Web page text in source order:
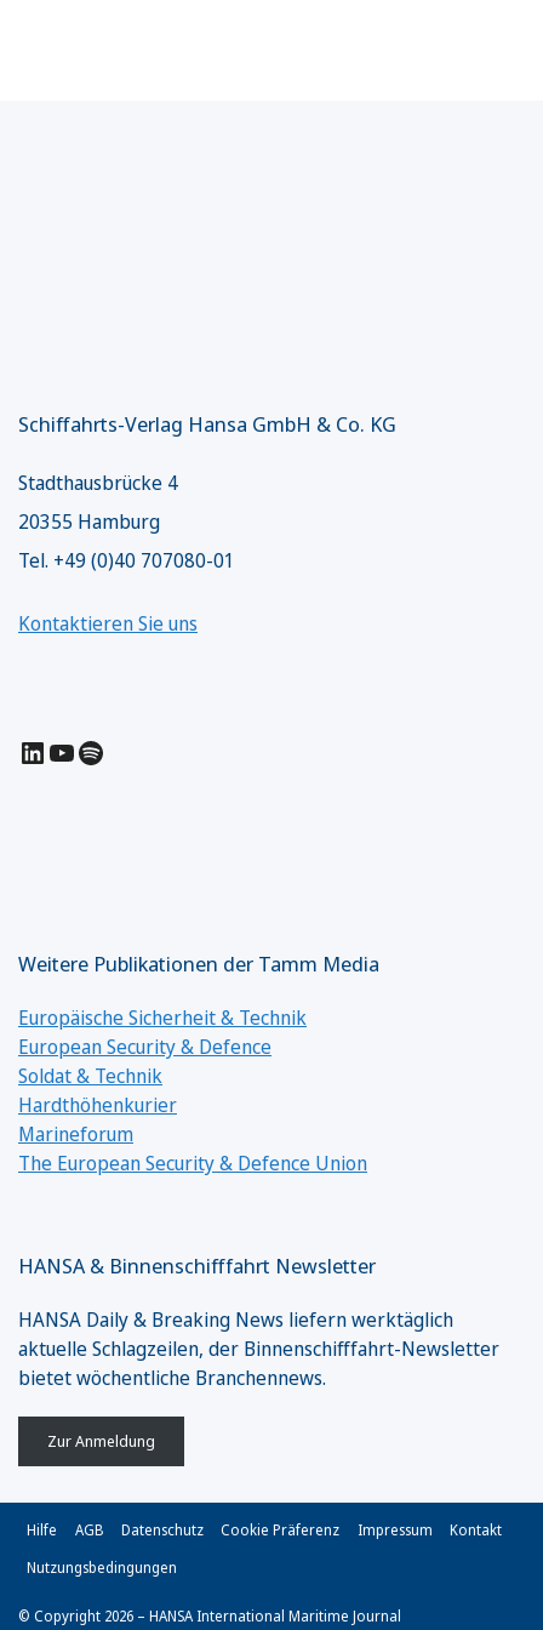
Schiffahrts-Verlag Hansa GmbH & Co. KG
Stadthausbrücke 4
20355 Hamburg
Tel. +49 (0)40 707080-01
Kontaktieren Sie uns
LinkedIn
YouTube
Spotify
Weitere Publikationen der Tamm Media
Europäische Sicherheit & Technik
European Security & Defence
Soldat & Technik
Hardthöhenkurier
Marineforum
The European Security & Defence Union
HANSA & Binnenschifffahrt Newsletter
HANSA Daily & Breaking News liefern werktäglich
aktuelle Schlagzeilen, der Binnenschifffahrt-Newsletter
bietet wöchentliche Branchennews.
Zur Anmeldung
© Copyright 2026 – HANSA International Maritime Journal
Hilfe AGB Datenschutz Cookie Präferenz Impressum
Kontakt
Nutzungsbedingungen